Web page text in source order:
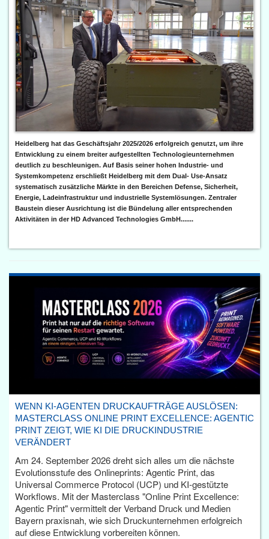
Heidelberg hat das Geschäftsjahr 2025/2026 erfolgreich genutzt, um ihre
Entwicklung zu einem breiter aufgestellten Technologieunternehmen
deutlich zu beschleunigen. Auf Basis seiner hohen Industrie- und
Systemkompetenz erschließt Heidelberg mit dem Dual- Use-Ansatz
systematisch zusätzliche Märkte in den Bereichen Defense, Sicherheit,
Energie, Ladeinfrastruktur und industrielle Systemlösungen. Zentraler
Baustein dieser Ausrichtung ist die Bündelung aller entsprechenden
Aktivitäten in der HD Advanced Technologies GmbH.......
WENN KI-AGENTEN DRUCKAUFTRÄGE AUSLÖSEN:
MASTERCLASS ONLINE PRINT EXCELLENCE: AGENTIC
PRINT ZEIGT, WIE KI DIE DRUCKINDUSTRIE
VERÄNDERT
Am 24. September 2026 dreht sich alles um die nächste
Evolutionsstufe des Onlineprints: Agentic Print, das
Universal Commerce Protocol (UCP) und KI-gestützte
Workflows. Mit der Masterclass "Online Print Excellence:
Agentic Print" vermittelt der Verband Druck und Medien
Bayern praxisnah, wie sich Druckunternehmen erfolgreich
auf diese Entwicklung vorbereiten können.